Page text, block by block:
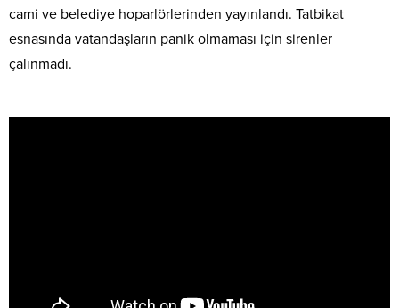
cami ve belediye hoparlörlerinden yayınlandı. Tatbikat
esnasında vatandaşların panik olmaması için sirenler
çalınmadı.